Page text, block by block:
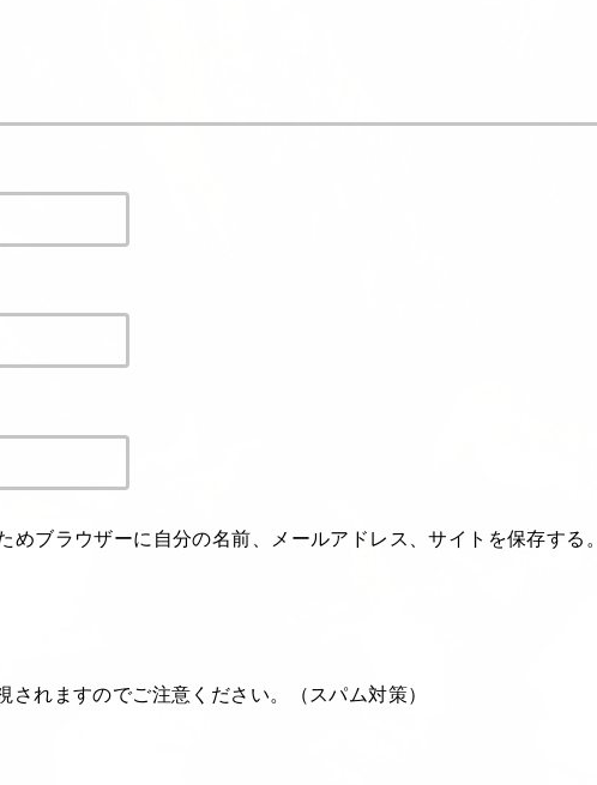
めブラウザーに自分の名前、メールアドレス、サイトを保存する。
されますのでご注意ください。（スパム対策）